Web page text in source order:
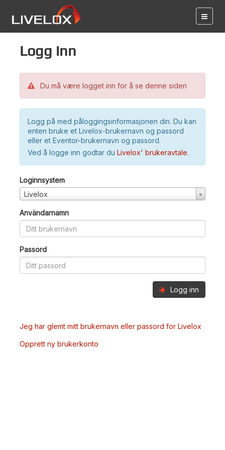
Logg inn
Du må være logget inn for å se denne siden
Logg på med påloggingsinformasjonen din. Du kan
enten bruke et Livelox-brukernavn og passord
eller et Eventor-brukernavn og passord.
Ved å logge inn godtar du Livelox' brukeravtale.
Loginnsystem
Livelox
Användarnamn
Passord
Logg inn
Jeg har glemt mitt brukernavn eller passord for Livelox
Opprett ny brukerkonto